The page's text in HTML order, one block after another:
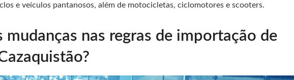
e veículos pantanosos, além de motocicletas, ciclomotores e scooters.
mudanças nas regras de importação de